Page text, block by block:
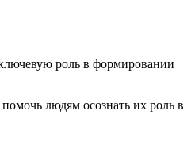
роль в формировании
людям осознать их роль в